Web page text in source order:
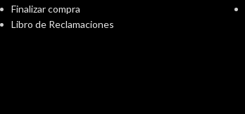
Finalizar compra
Libro de Reclamaciones